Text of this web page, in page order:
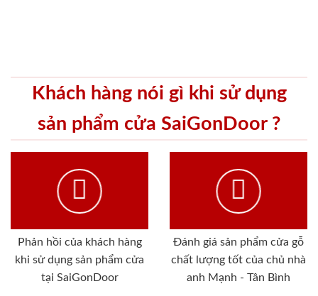
Khách hàng nói gì khi sử dụng
sản phẩm cửa SaiGonDoor ?
Phản hồi của khách hàng
khi sử dụng sản phẩm cửa
tại SaiGonDoor
Đánh giá sản phẩm cửa gỗ
chất lượng tốt của chủ nhà
anh Mạnh - Tân Bình